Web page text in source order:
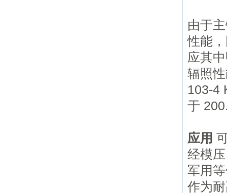
由于
性能
应其
辐照
103-4
于
应用
经模
军用
作为